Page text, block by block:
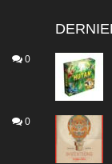
0
0